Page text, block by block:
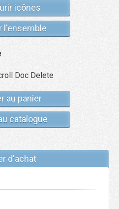
icônes
l'ensemble
au panier
catalogue
d'achat